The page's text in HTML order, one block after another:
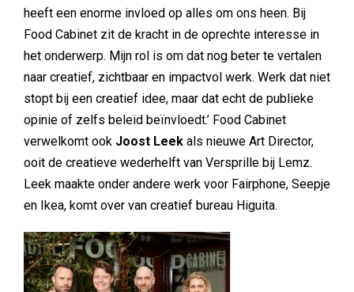
heeft een enorme invloed op alles om ons heen. Bij
Food Cabinet zit de kracht in de oprechte interesse in
het onderwerp. Mijn rol is om dat nog beter te vertalen
naar creatief, zichtbaar en impactvol werk. Werk dat niet
stopt bij een creatief idee, maar dat echt de publieke
opinie of zelfs beleid beïnvloedt.’ Food Cabinet
verwelkomt ook Joost Leek als nieuwe Art Director,
ooit de creatieve wederhelft van Versprille bij Lemz.
Leek maakte onder andere werk voor Fairphone, Seepje
en Ikea, komt over van creatief bureau Higuita.